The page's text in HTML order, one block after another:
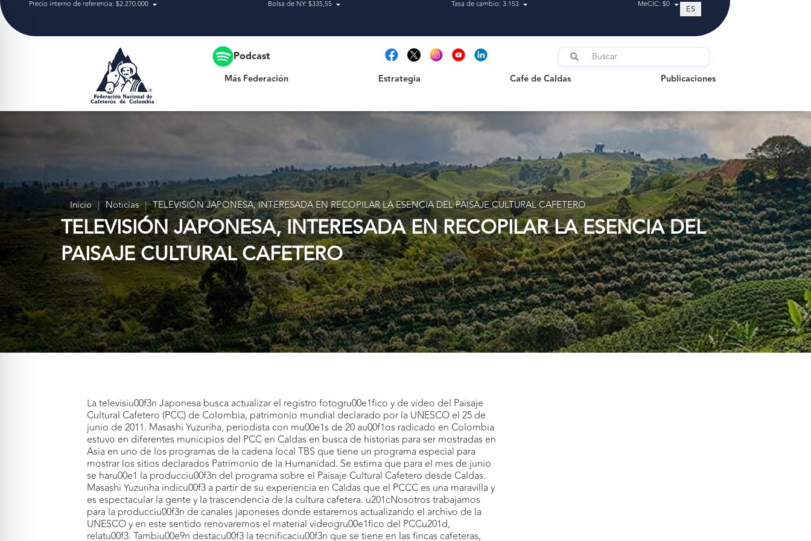
Precio interno de referencia: $2.270.000 Bolsa de NY: $335,55 Tasa de cambio: 3.153 MeCIC: $0 ES
Podcast
Más Federación Estrategia Café de Caldas Publicaciones
Publicaciones
Inicio | Noticias | TELEVISIÓN JAPONESA, INTERESADA EN RECOPILAR LA ESENCIA DEL PAISAJE CULTURAL CAFETERO
TELEVISIÓN JAPONESA, INTERESADA EN RECOPILAR LA ESENCIA DEL
PAISAJE CULTURAL CAFETERO
La televisiu00f3n Japonesa busca actualizar el registro fotogru00e1fico y de video del Paisaje
Cultural Cafetero (PCC) de Colombia, patrimonio mundial declarado por la UNESCO el 25 de
junio de 2011. Masashi Yuzuriha, periodista con mu00e1s de 20 au00f1os radicado en Colombia
estuvo en diferentes municipios del PCC en Caldas en busca de historias para ser mostradas en
Asia en uno de los programas de la cadena local TBS que tiene un programa especial para
mostrar los sitios declarados Patrimonio de la Humanidad. Se estima que para el mes de junio
se haru00e1 la producciu00f3n del programa sobre el Paisaje Cultural Cafetero desde Caldas.
Masashi Yuzuriha indicu00f3 a partir de su experiencia en Caldas que el PCCC es una maravilla y
es espectacular la gente y la trascendencia de la cultura cafetera. u201cNosotros trabajamos
para la producciu00f3n de canales japoneses donde estaremos actualizando el archivo de la
UNESCO y en este sentido renovaremos el material videogru00e1fico del PCCu201d,
relatu00f3. Tambiu00e9n destacu00f3 la tecnificaciu00f3n que se tiene en las fincas cafeteras,